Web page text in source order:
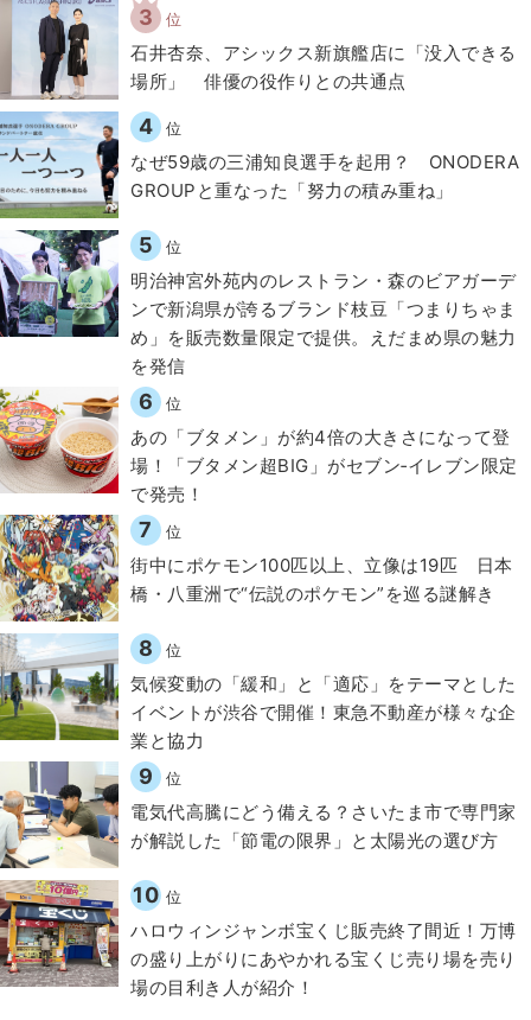
3 位
石井杏奈、アシックス新旗艦店に「没入できる
場所」 俳優の役作りとの共通点
4 位
なぜ59歳の三浦知良選手を起用？ ONODERA
GROUPと重なった「努力の積み重ね」
5 位
明治神宮外苑内のレストラン・森のビアガーデ
ンで新潟県が誇るブランド枝豆「つまりちゃま
め」を販売数量限定で提供。えだまめ県の魅力
を発信
6 位
あの「ブタメン」が約4倍の大きさになって登
場！「ブタメン超BIG」がセブン‐イレブン限定
で発売！
7 位
街中にポケモン100匹以上、立像は19匹 日本
橋・八重洲で“伝説のポケモン”を巡る謎解き
8 位
気候変動の「緩和」と「適応」をテーマとした
イベントが渋谷で開催！東急不動産が様々な企
業と協力
9 位
電気代高騰にどう備える？さいたま市で専門家
が解説した「節電の限界」と太陽光の選び方
10 位
ハロウィンジャンボ宝くじ販売終了間近！万博
の盛り上がりにあやかれる宝くじ売り場を売り
場の目利き人が紹介！